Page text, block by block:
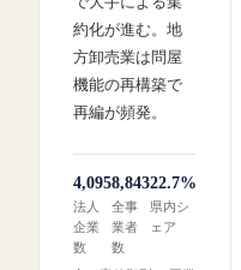
約化が進む。地
方卸売業は問屋
機能の再構築で
再編が頻発。
4,095
法人
企業
数
8,843
全事
業者
数
22.7%
県内シ
ェア